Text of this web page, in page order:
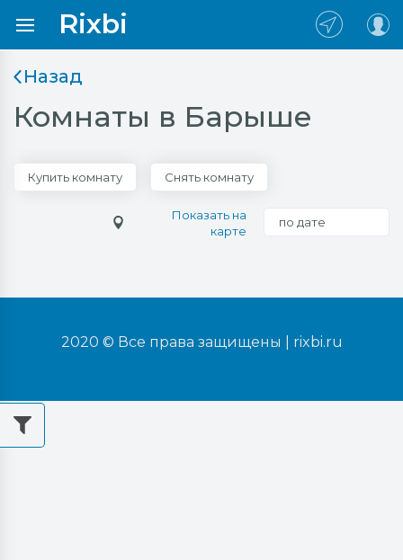
Rixbi
Назад
Комнаты в Барыше
Купить комнату Снять комнату
Показать на
карте
по дате
2020 © Все права защищены | rixbi.ru